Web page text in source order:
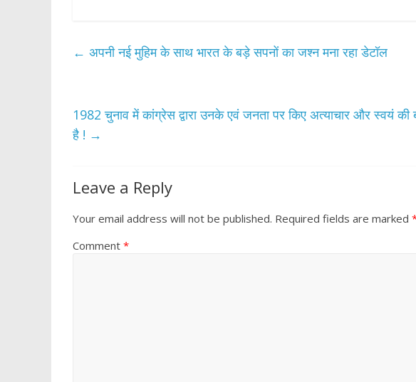
b
k
er s
p
e
← अपनी नई मुहिम के साथ भारत के बड़े सपनों का जश्न मना रहा डेटॉल
1982 चुनाव में कांग्रेस द्वारा उनके एवं जनता पर किए अत्याचार और स्वयं
है ! →
Leave a Reply
Your email address will not be published. Required fields are marked
Comment *